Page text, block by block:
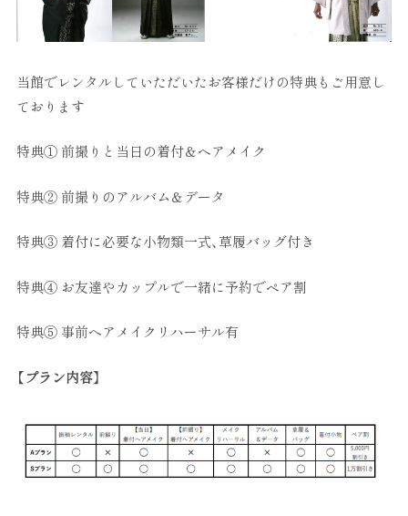
当館でレンタルしていただいたお客様だけの特典もご用意し
ております
特典① 前撮りと当日の着付＆ヘアメイク
特典② 前撮りのアルバム＆データ
特典③ 着付に必要な小物類一式、草履バッグ付き
特典④ お友達やカップルで一緒に予約でペア割
特典⑤ 事前ヘアメイクリハーサル有
【プラン内容】